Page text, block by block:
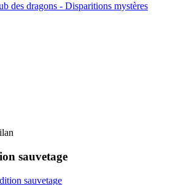
des dragons - Disparitions mystères
sauvetage
sauvetage